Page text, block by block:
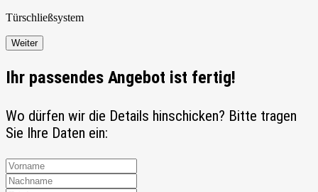
Türschließsystem
Weiter
Ihr passendes Angebot ist fertig!
Wo dürfen wir die Details hinschicken? Bitte tragen
Sie Ihre Daten ein: